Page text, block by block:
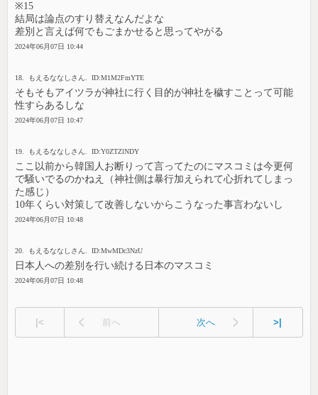
※15
結局は論点のすり替えなんだよな
差別と言えば何でもごまかせると思ってやがる
2024年06月07日 10:44
18. もえるななしさん. ID:M1M2FmYTE
そもそもアイツラが神社に行く目的が神社を穢すことって可能
性すらあるしな
2024年06月07日 10:47
19. もえるななしさん. ID:Y0ZTZlNDY
ここ以前から韓国人お断りって言ってたのにマスコミは今更何
で騒いでるのかねえ（神社側は暴行加えられて心折れてしまっ
た感じ）
10年くらい対策して改善しないからこうなった事言わないし
2024年06月07日 10:48
20. もえるななしさん. ID:MwMDc3NzU
日本人への差別を行い続ける日本のマスコミ
2024年06月07日 10:48
|< 前へ 次へ >|